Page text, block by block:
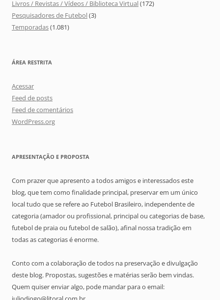
Livros / Revistas / Vídeos / Biblioteca Virtual(172)
Pesquisadores de Futebol(3)
Temporadas(1.081)
ÁREA RESTRITA
Acessar
Feed de posts
Feed de comentários
WordPress.org
APRESENTAÇÃO E PROPOSTA
Com prazer que apresento a todos amigos e interessados este
blog, que tem como finalidade principal, preservar em um único
local tudo que se refere ao Futebol Brasileiro, independente de
categoria (amador ou profissional, principal ou categorias de base,
futebol de praia ou futebol de salão), afinal nossa tradição em
todas as categorias é enorme.
Conto com a colaboração de todos na preservação e divulgação
deste blog. Propostas, sugestões e matérias serão bem vindas.
Quem quiser enviar algo, pode mandar para o email: